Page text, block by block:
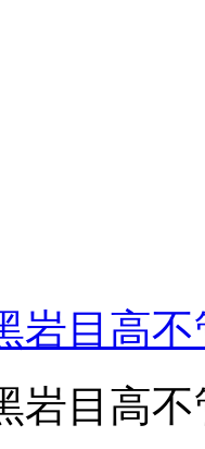
岩目高不
岩目高不